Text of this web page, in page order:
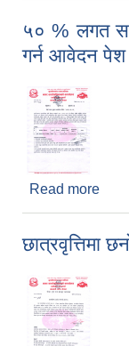
५० % लगत
गर्न आवेदन पेश
Read more
छात्रवृत्तिमा